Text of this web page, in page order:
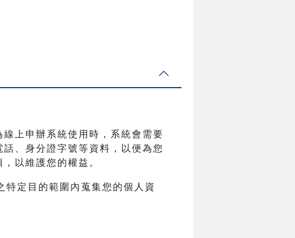
上申辦系統使用時，系統會需要
、身分證字號等資料，以便為您
以維護您的權益。
特定目的範圍內蒐集您的個人資